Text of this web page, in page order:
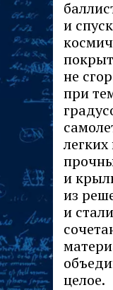
и
не
при
и
из
и
целое.